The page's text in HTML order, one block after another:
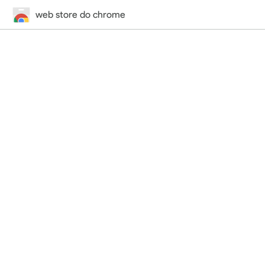
web store do chrome